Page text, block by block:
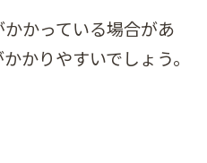
かっている場合があ
かりやすいでしょう。